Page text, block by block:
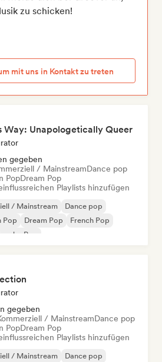
zu schicken!
mit uns in Kontakt zu treten
Way: Unapologetically Queer
gegeben
/ MainstreamDance pop
PopDream Pop
Playlists hinzufügen
/ Mainstream
Dance pop
Pop
Dream Pop
French Pop
Pop
gegeben
/ MainstreamDance pop
PopDream Pop
Playlists hinzufügen
/ Mainstream
Dance pop